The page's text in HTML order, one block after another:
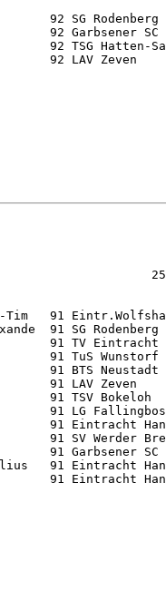
92 SG Rodenberg
92 Garbsener SC
92 TSG Hatten-
92 LAV Zeven
91
91 SG Rodenberg
91 TV Eintracht
91 TuS Wunstorf
91 BTS Neustadt
91 LAV Zeven
91 TSV Bokeloh
91 LG
91 Eintracht
91 SV Werder
91 Garbsener
91 Eintracht
91 Eintracht